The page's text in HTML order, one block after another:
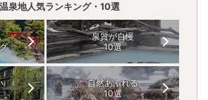
泉地人気ランキング・10選
泉質が自慢
10選
自然あふれる
10選